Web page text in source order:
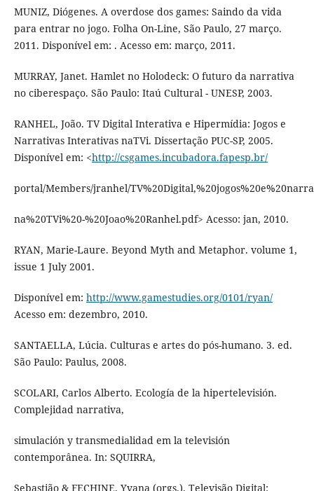
MUNIZ, Diógenes. A overdose dos games: Saindo da vida
para entrar no jogo. Folha On-Line, São Paulo, 27 março.
2011. Disponível em: . Acesso em: março, 2011.
MURRAY, Janet. Hamlet no Holodeck: O futuro da narrativa
no ciberespaço. São Paulo: Itaú Cultural - UNESP, 2003.
RANHEL, João. TV Digital Interativa e Hipermídia: Jogos e
Narrativas Interativas naTVi. Dissertação PUC-SP, 2005.
Disponível em: <http://csgames.incubadora.fapesp.br/
portal/Members/jranhel/
na%20TVi%20-%20Joao%20Ranhel.pdf> Acesso: jan, 2010.
RYAN, Marie-Laure. Beyond Myth and Metaphor. volume 1,
issue 1 July 2001.
Disponível em: http://www.gamestudies.org/0101/ryan/
Acesso em: dezembro, 2010.
SANTAELLA, Lúcia. Culturas e artes do pós-humano. 3. ed.
São Paulo: Paulus, 2008.
SCOLARI, Carlos Alberto. Ecología de la hipertelevisión.
Complejidad narrativa,
simulación y transmedialidad em la televisión
contemporânea. In: SQUIRRA,
Sebastião & FECHINE, Yvana (orgs.). Televisão Digital: